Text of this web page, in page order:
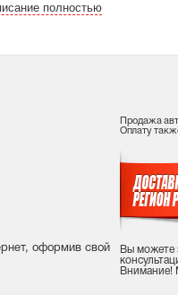
полностью
оформив свой
Продажа
Оплату
Вы можете
Внимание!